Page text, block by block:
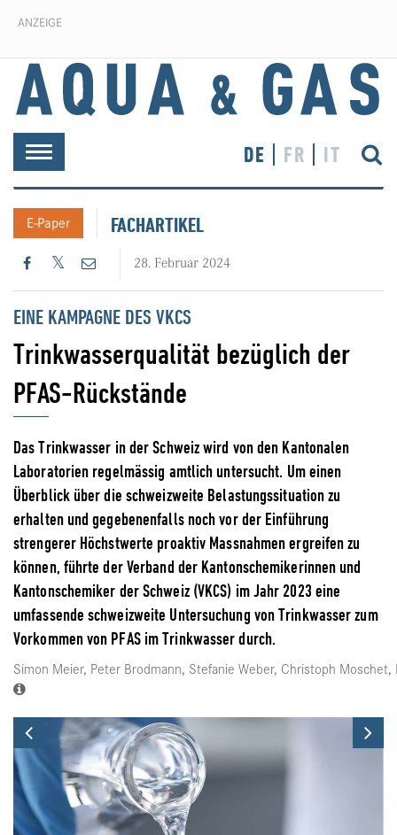
ANZEIGE
Toggle
navigation
DE FR IT
E-Paper FACHARTIKEL
28. Februar 2024
EINE KAMPAGNE DES VKCS
Trinkwasserqualität bezüglich der
PFAS-Rückstände
Das Trinkwasser in der Schweiz wird von den Kantonalen
Laboratorien regelmässig amtlich untersucht. Um einen
Überblick über die schweizweite Belastungssituation zu
erhalten und gegebenenfalls noch vor der Einführung
strengerer Höchstwerte proaktiv Massnahmen ergreifen zu
können, führte der Verband der Kantonschemikerinnen und
Kantonschemiker der Schweiz (VKCS) im Jahr 2023 eine
umfassende schweizweite Untersuchung von Trinkwasser zum
Vorkommen von PFAS im Trinkwasser durch.
Simon Meier, Peter Brodmann, Stefanie Weber, Christoph
Previous